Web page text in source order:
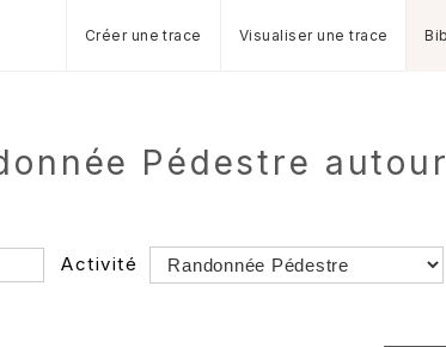
Créer une trace Visualiser une trace
Pédestre
Activité